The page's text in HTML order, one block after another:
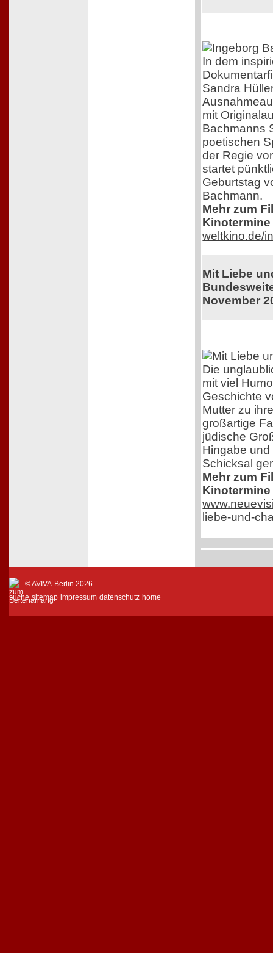
In dem
Sandra
mit
Bachmanns
poetischen
der Regie
startet
Geburtstag
Bachmann.
Mehr zum
weltkino.de/
Mit Liebe
November
Die
mit viel
Geschichte
Mutter zu
großartige
jüdische
Hingabe
Schicksal
Mehr zum
liebe-und-
© AVIVA-Berlin 2026
suche sitemap impressum datenschutz home